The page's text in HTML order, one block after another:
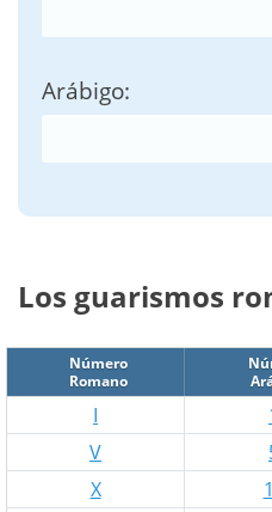
Arábigo:
Los guarismos
Número
Romano
I
V
X